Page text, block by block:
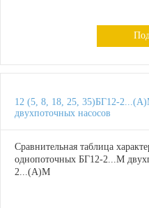
12 (5, 8, 18, 25, 35)БГ12-
двухпоточных насосов
Сравнительная таблица
однопоточных БГ12-2...М
2...(А)М